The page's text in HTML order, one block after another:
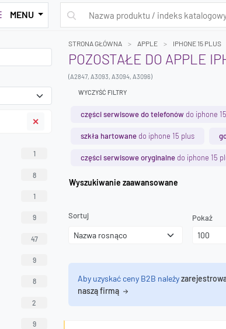
MENU
✕
1
8
1
9
47
9
8
2
9
STRONA GŁÓWNA APPLE IPHONE 15 PLUS
POZOSTAŁE DO APPLE
(A2847, A3093, A3094, A3096)
WYCZYŚĆ FILTRY
części serwisowe do telefonów do iphone
szkła hartowane do iphone 15 plus
części serwisowe oryginalne do iphone 15
Wyszukiwanie zaawansowane
Sortuj Pokaż
Aby uzyskać ceny B2B należy
naszą firmą